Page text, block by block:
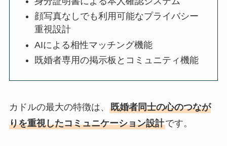
顔写真なしでも利用可能なプライバシー
重視設計
AIによる相性マッチング機能
既婚者専用の掲示板とコミュニティ機能
カドルの最大の特徴は、 既婚者同士の心のつなが
りを重視したコミュニケーション設計です。